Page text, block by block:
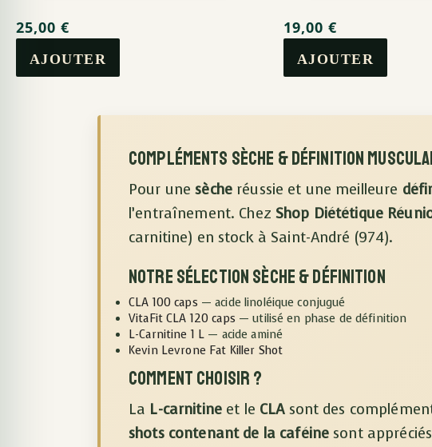
25,00 € 19,00€
Compléments sèche & définition
Pour unesècheréussie et une meilleure
l’entraînement. Chez Shop Diététique
carnitine) en stock à Saint-André (974).
Notre sélection sèche & définition
CLA 100 caps — acide linoléique conjugué
VitaFit CLA 120 caps — utilisé en phase de définition
L-Carnitine 1 L — acide aminé
Kevin Levrone Fat Killer Shot
Comment choisir ?
La L-carnitineet le CLAsont des
shots contenant de la caféine sont